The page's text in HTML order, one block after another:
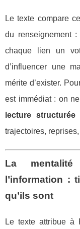
Le texte compare
du renseignement
chaque lien un
d’influencer une
mérite d’exister.
est immédiat : on
lecture
trajectoires,
La
l’information :
qu’ils sont
Le texte attribue à